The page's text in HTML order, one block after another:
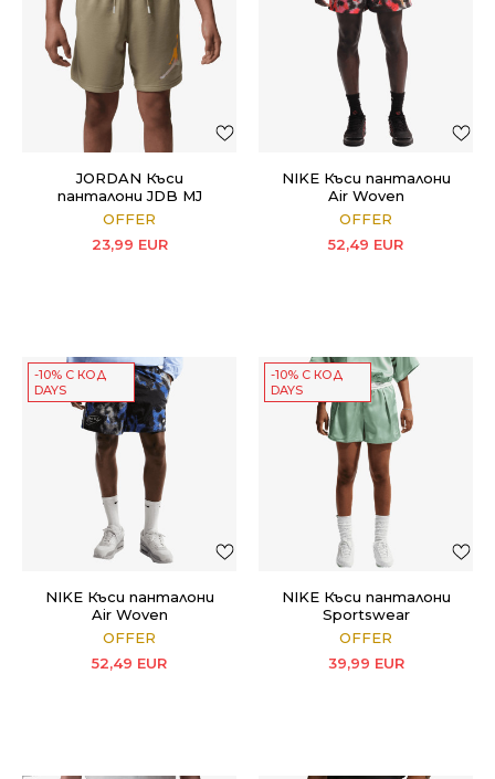
JORDAN Къси
панталони JDB MJ
WORLD TOUR SHORT
OFFER
23,99 EUR
NIKE Къси панталони
Air Woven
OFFER
52,49 EUR
-10% С КОД
DAYS
NIKE Къси панталони
Air Woven
OFFER
52,49 EUR
-10% С КОД
DAYS
NIKE Къси панталони
Sportswear
OFFER
39,99 EUR